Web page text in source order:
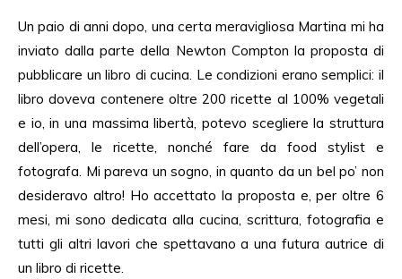
Un paio di anni dopo, una certa meravigliosa Martina mi ha
inviato dalla parte della Newton Compton la proposta di
pubblicare un libro di cucina. Le condizioni erano semplici: il
libro doveva contenere oltre 200 ricette al 100% vegetali
e io, in una massima libertà, potevo scegliere la struttura
dell’opera, le ricette, nonché fare da food stylist e
fotografa. Mi pareva un sogno, in quanto da un bel po’ non
desideravo altro! Ho accettato la proposta e, per oltre 6
mesi, mi sono dedicata alla cucina, scrittura, fotografia e
tutti gli altri lavori che spettavano a una futura autrice di
un libro di ricette.